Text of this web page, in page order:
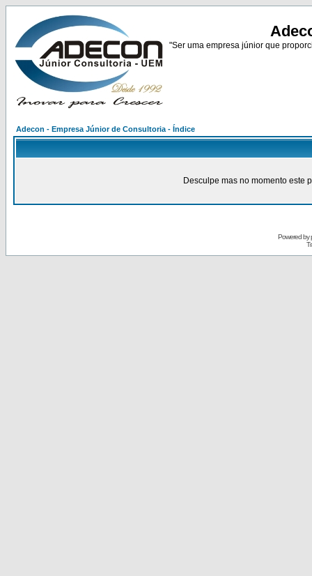
"Ser uma empresa júnior que
Adecon - Empresa Júnior de Consultoria - Índice
Desculpe mas no momento este
Powered by